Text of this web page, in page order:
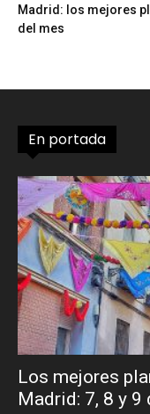
Madrid: los mejores
del mes
En portada
Los mejores
Madrid: 7, 8 y